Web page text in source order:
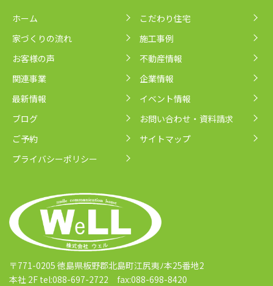
ホーム
こだわり住宅
家づくりの流れ
施工事例
お客様の声
不動産情報
関連事業
企業情報
最新情報
イベント情報
ブログ
お問い合わせ・資料請求
ご予約
サイトマップ
プライバシーポリシー
〒771-0205 徳島県板野郡北島町江尻夷ﾉ本25番地2
本社 2F tel:088-697-2722 fax:088-698-8420